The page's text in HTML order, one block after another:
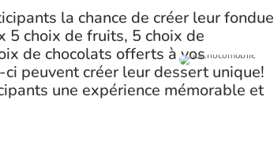
la chance de créer leur fondue
5 choix de fruits, 5 choix de
de chocolats offerts à vos
peuvent créer leur dessert unique!
une expérience mémorable et